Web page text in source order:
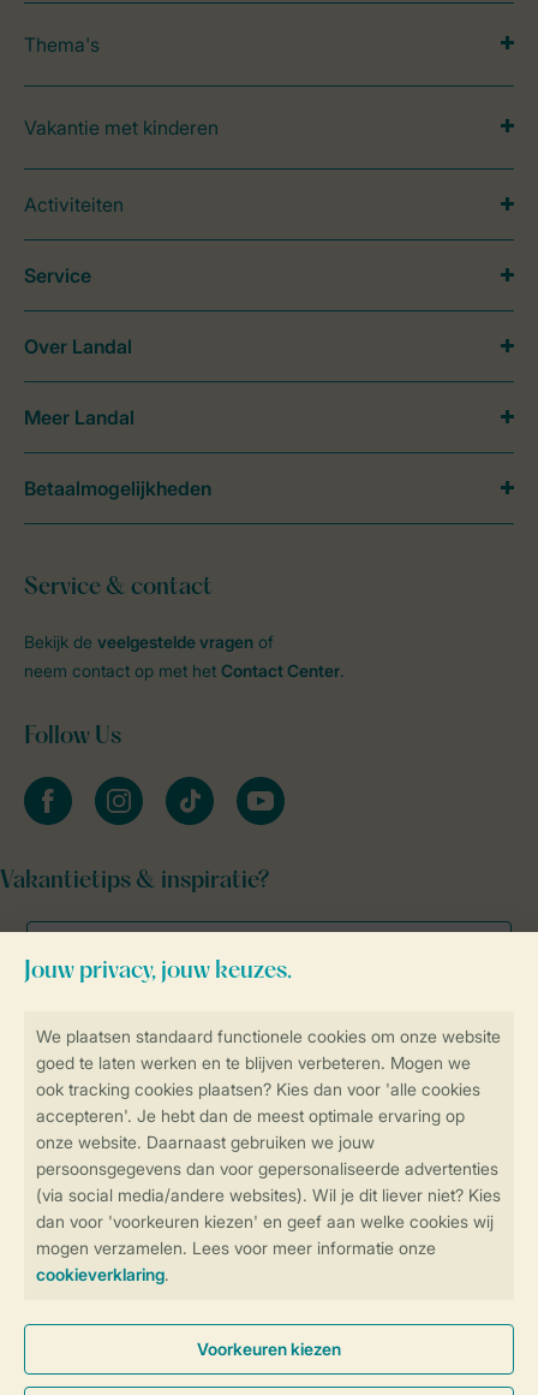
Controle over jouw gegevens &
Instellingen wijzigen
Veilig en snel online boeken
Veilige gegevensoverdracht
Veilige betaling
Thema's
Vakantie met kinderen
Activiteiten
Service & contact
Bekijk de veelgestelde vragen of
neem contact op met het Contact Center.
Follow Us
facebookinstagramtiktok youtube
Vakantietips & inspiratie?
Service
Over Landal
Meer Landal
Betaalmogelijkheden